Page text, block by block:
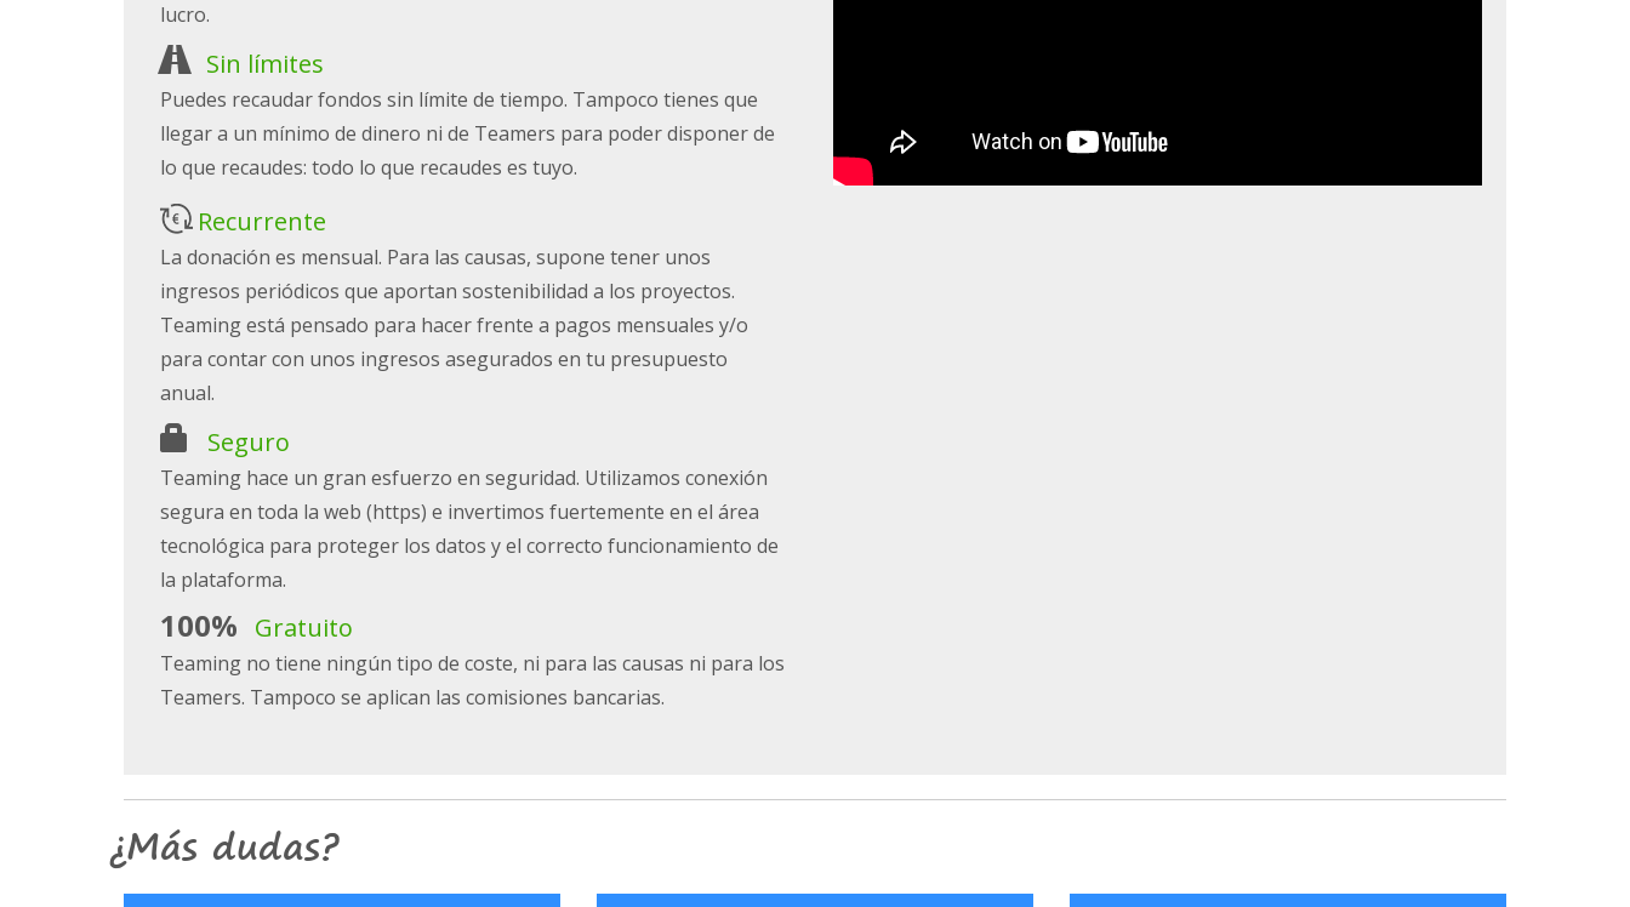
lucro.
Sin límites
Puedes recaudar fondos sin límite de tiempo. Tampoco tienes que
llegar a un mínimo de dinero ni de Teamers para poder disponer de
lo que recaudes: todo lo que recaudes es tuyo.
Recurrente
La donación es mensual. Para las causas, supone tener unos
ingresos periódicos que aportan sostenibilidad a los proyectos.
Teaming está pensado para hacer frente a pagos mensuales y/o
para contar con unos ingresos asegurados en tu presupuesto
anual.
Seguro
Teaming hace un gran esfuerzo en seguridad. Utilizamos conexión
segura en toda la web (https) e invertimos fuertemente en el área
tecnológica para proteger los datos y el correcto funcionamiento de
la plataforma.
100% Gratuito
Teaming no tiene ningún tipo de coste, ni para las causas ni para los
Teamers. Tampoco se aplican las comisiones bancarias.
¿Más dudas?